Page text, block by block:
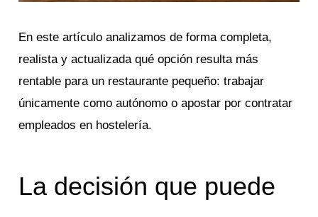
En este artículo analizamos de forma completa,
realista y actualizada qué opción resulta más
rentable para un restaurante pequeño: trabajar
únicamente como autónomo o apostar por contratar
empleados en hostelería.
La decisión que puede